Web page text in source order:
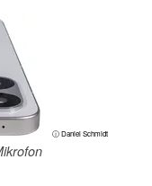
ⓘ Daniel Schmidt